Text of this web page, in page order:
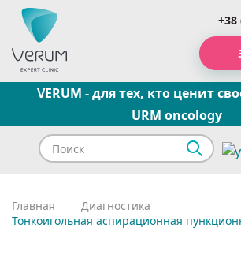
+38
VERUM - для тех, кто ценит
URM oncology
Главная
Диагностика
Тонкоигольная аспирационная